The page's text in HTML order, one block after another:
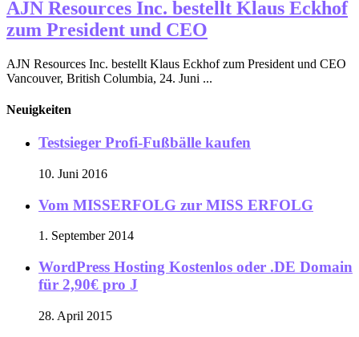
AJN Resources Inc. bestellt Klaus Eckhof
zum President und CEO
AJN Resources Inc. bestellt Klaus Eckhof zum President und CEO
Vancouver, British Columbia, 24. Juni ...
Neuigkeiten
Testsieger Profi-Fußbälle kaufen
10. Juni 2016
Vom MISSERFOLG zur MISS ERFOLG
1. September 2014
WordPress Hosting Kostenlos oder .DE Domain
für 2,90€ pro J
28. April 2015